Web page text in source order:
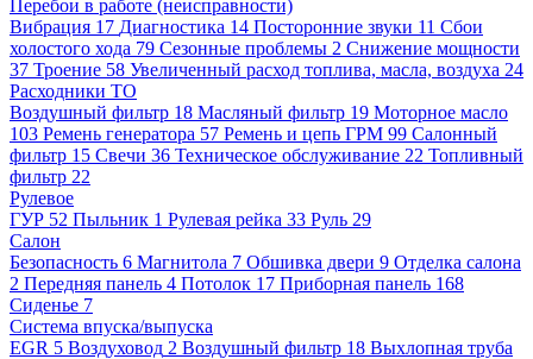
Перебои в работе (неисправности)
Вибрация 17 Диагностика 14 Посторонние звуки 11 Сбои
холостого хода 79 Сезонные проблемы 2 Снижение мощности
37 Троение 58 Увеличенный расход топлива, масла, воздуха 24
Расходники ТО
Воздушный фильтр 18 Масляный фильтр 19 Моторное масло
103 Ремень генератора 57 Ремень и цепь ГРМ 99 Салонный
фильтр 15 Свечи 36 Техническое обслуживание 22 Топливный
фильтр 22
Рулевое
ГУР 52 Пыльник 1 Рулевая рейка 33 Руль 29
Салон
Безопасность 6 Магнитола 7 Обшивка двери 9 Отделка салона
2 Передняя панель 4 Потолок 17 Приборная панель 168
Сиденье 7
Система впуска/выпуска
EGR 5 Воздуховод 2 Воздушный фильтр 18 Выхлопная труба